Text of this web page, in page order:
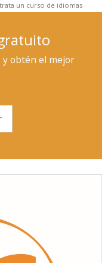
un curso de idiomas
y obtén el mejor